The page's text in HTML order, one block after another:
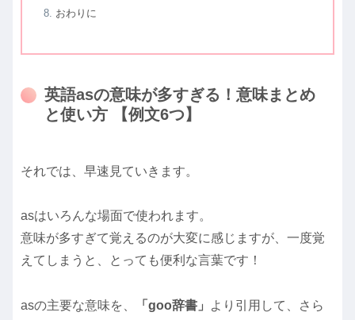
おわりに
英語asの意味が多すぎる！意味まとめ
と使い方 【例文6つ】
それでは、早速見ていきます。
asはいろんな場面で使われます。
意味が多すぎて覚えるのが大変に感じますが、一度覚
えてしまうと、とっても便利な言葉です！
asの主要な意味を、 「goo辞書」
より引用して、さら